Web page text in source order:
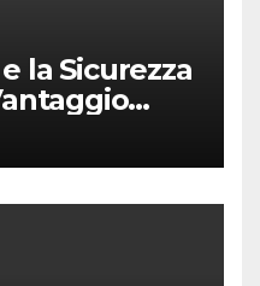
la Sicurezza